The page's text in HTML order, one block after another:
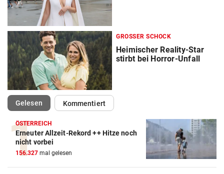
GROSSER SCHOCK
Heimischer Reality-Star
stirbt bei Horror-Unfall
Gelesen(ausgewählt)Kommentiert
ÖSTERREICH
Erneuter Allzeit-Rekord ++ Hitze noch
nicht vorbei
156.327 mal gelesen